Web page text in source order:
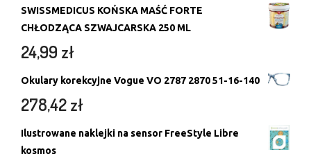
SWISSMEDICUS KOŃSKA MAŚĆ FORTE
CHŁODZĄCA SZWAJCARSKA 250 ML
24,99 zł
Okulary korekcyjne Vogue VO 2787 2870 51-16-140
278,42zł
Ilustrowane naklejki na sensor FreeStyle Libre
kosmos